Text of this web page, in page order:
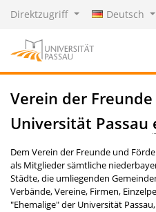
Direktzugriff Deutsch
Verein der
Universität Passau
Dem Verein der Freunde und
als Mitglieder sämtliche
Städte, die umliegenden
Verbände, Vereine, Firmen,
"Ehemalige" der Universität